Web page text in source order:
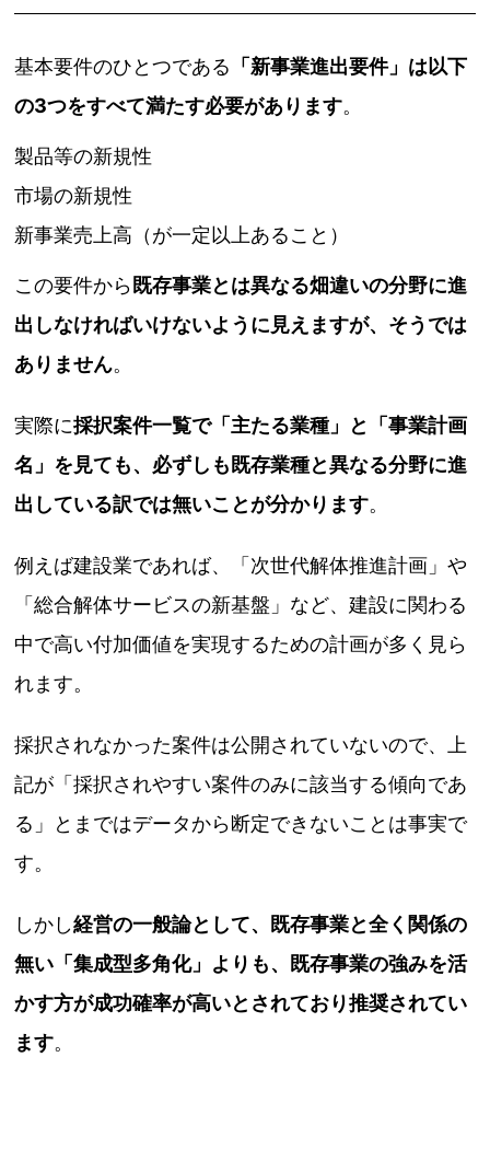
基本要件のひとつである 「新事業進出要件」は以下
の3つをすべて満たす必要があります。
製品等の新規性
市場の新規性
新事業売上高（が一定以上あること）
この要件から既存事業とは異なる畑違いの分野に進
出しなければいけないように見えますが、そうでは
ありません。
実際に採択案件一覧で「主たる業種」と「事業計画
名」を見ても、必ずしも既存業種と異なる分野に進
出している訳では無いことが分かります。
例えば建設業であれば、「次世代解体推進計画」や
「総合解体サービスの新基盤」など、建設に関わる
中で高い付加価値を実現するための計画が多く見ら
れます。
採択されなかった案件は公開されていないので、上
記が「採択されやすい案件のみに該当する傾向であ
る」とまではデータから断定できないことは事実で
す。
しかし経営の一般論として、既存事業と全く関係の
無い「集成型多角化」よりも、既存事業の強みを活
かす方が成功確率が高いとされており推奨されてい
ます。